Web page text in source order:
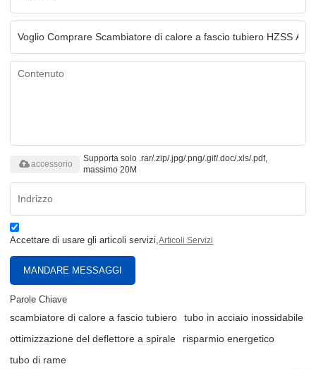
Supporta solo .rar/.zip/.jpg/.png/.gif/.doc/.xls/.pdf,
massimo 20M
accessorio
Accettare di usare gli articoli servizi,Articoli Servizi
MANDARE MESSAGGI
Parole Chiave
scambiatore di calore a fascio tubiero
tubo in acciaio inossidabile
ottimizzazione del deflettore a spirale
risparmio energetico
tubo di rame